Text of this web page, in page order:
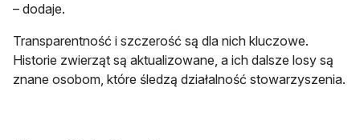
– dodaje.
Transparentność i szczerość są dla nich kluczowe.
Historie zwierząt są aktualizowane, a ich dalsze losy są
znane osobom, które śledzą działalność stowarzyszenia.